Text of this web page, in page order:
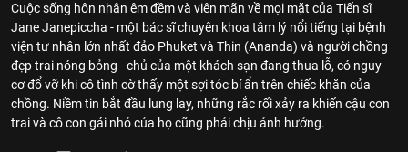
Cuộc sống hôn nhân êm đềm và viên mãn về mọi mặt của Tiến sĩ
Jane Janepiccha - một bác sĩ chuyên khoa tâm lý nổi tiếng tại bệnh
viện tư nhân lớn nhất đảo Phuket và Thin (Ananda) và người chồng
đẹp trai nóng bỏng - chủ của một khách sạn đang thua lỗ, có nguy
cơ đổ vỡ khi cô tình cờ thấy một sợi tóc bí ẩn trên chiếc khăn của
chồng. Niềm tin bắt đầu lung lay, những rắc rối xảy ra khiến cậu con
trai và cô con gái nhỏ của họ cũng phải chịu ảnh hưởng.